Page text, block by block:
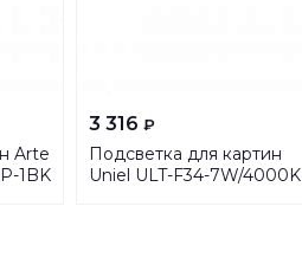
Arte
1BK
3 316 ₽
Подсветка для картин
Uniel ULT-F34-7W/4000K